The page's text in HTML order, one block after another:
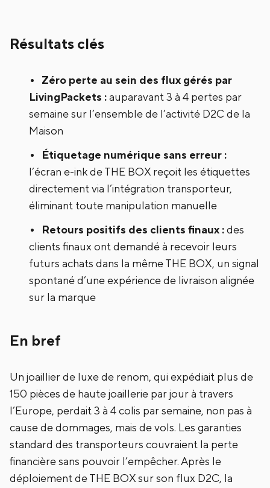
Résultats clés
Zéro perte au sein des flux gérés par
LivingPackets :auparavant 3 à 4 pertes par
semaine sur l’ensemble de l’activité D2C de la
Maison
Étiquetage numérique sans erreur :
l’écran e-ink de THE BOX reçoit les étiquettes
directement via l’intégration transporteur,
éliminant toute manipulation manuelle
Retours positifs des clients finaux :des
clients finaux ont demandé à recevoir leurs
futurs achats dans la même THE BOX, un signal
spontané d’une expérience de livraison alignée
sur la marque
En bref
Un joaillier de luxe de renom, qui expédiait plus de
150 pièces de haute joaillerie par jour à travers
l’Europe, perdait 3 à 4 colis par semaine, non pas à
cause de dommages, mais de vols. Les garanties
standard des transporteurs couvraient la perte
financière sans pouvoir l’empêcher. Après le
déploiement de THE BOX sur son flux D2C, la